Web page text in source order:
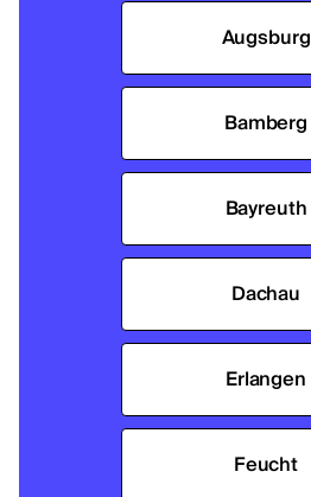
Augsburg
Bamberg
Bayreuth
Dachau
Erlangen
Feucht